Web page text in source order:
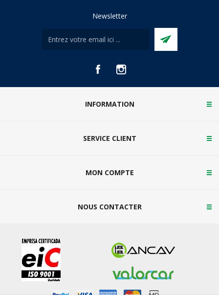
Newsletter
INFORMATION
SERVICE CLIENT
MON COMPTE
NOUS CONTACTER